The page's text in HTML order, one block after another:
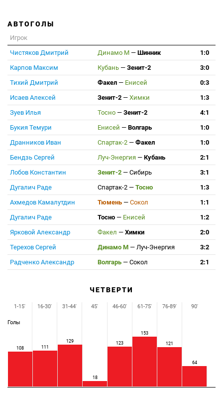
АВТОГОЛЫ
Игрок
Чистяков Дмитрий
Динамо М — Шинник
1:0
Карпов Максим
Кубань — Зенит-2
3:0
Тихий Дмитрий
Факел — Енисей
0:3
Исаев Алексей
Зенит-2 — Химки
1:3
Зуев Илья
Тосно — Зенит-2
4:1
Букия Темури
Енисей — Волгарь
1:0
Дранников Иван
Спартак-2 — Факел
1:0
Бендзь Сергей
Луч-Энергия — Кубань
2:1
Лобов Константин
Зенит-2 — Сибирь
3:1
Дугалич Раде
Спартак-2 — Тосно
1:3
Ахмедов Камалутдин
Тюмень — Сокол
1:1
Дугалич Раде
Тосно — Енисей
1:2
Ярковой Александр
Факел — Химки
2:0
Терехов Сергей
Динамо М — Луч-Энергия
3:2
Радченко Александр
Волгарь — Сокол 2:1
ЧЕТВЕРТИ
Голы
108 111
129
18
123
153
121
64
1-15' 16-30' 31-44' 45' 46-60' 61-75' 76-89' 90'